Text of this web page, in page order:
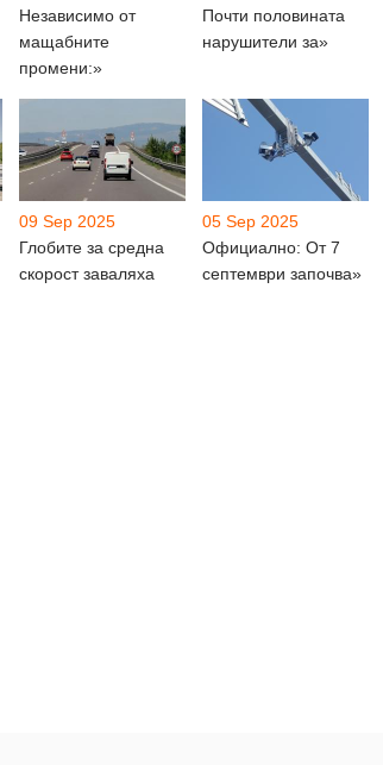
Независимо от
мащабните
промени:»
Почти половината
нарушители за»
09 Sep 2025
Глобите за средна
скорост заваляха
05 Sep 2025
Официално: От 7
септември започва»